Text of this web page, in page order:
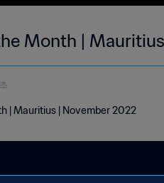
Month |
| Mauritius | November 2022